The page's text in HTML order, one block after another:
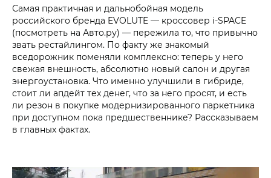
Самая практичная и дальнобойная модель
российского бренда EVOLUTE — кроссовер i‑SPACE
(посмотреть на Авто.ру) — пережила то, что привычно
звать рестайлингом. По факту же знакомый
вседорожник поменяли комплексно: теперь у него
свежая внешность, абсолютно новый салон и другая
энергоустановка. Что именно улучшили в гибриде,
стоит ли апдейт тех денег, что за него просят, и есть
ли резон в покупке модернизированного паркетника
при доступном пока предшественнике? Рассказываем
в главных фактах.